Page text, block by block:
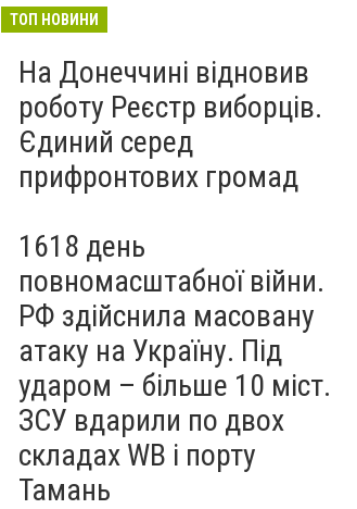
війни. РФ вдарила
столиці. 15 людей загинули.
В Росії палають
енергопідстанції та
черговий WB
Вчора
ТОП НОВИНИ
На Донеччині відновив
роботу Реєстр виборців.
Єдиний серед
прифронтових громад
1618 день
повномасштабної війни.
РФ здійснила масовану
атаку на Україну. Під
ударом – більше 10 міст.
ЗСУ вдарили по двох
складах WB і порту
Тамань